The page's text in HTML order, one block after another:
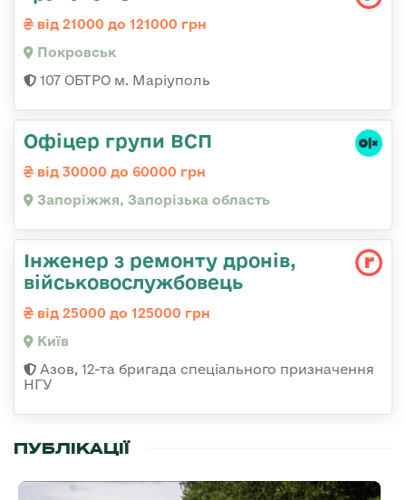
від 21000 до 121000 грн
Покровськ
107 ОБТРО м. Маріуполь
Офіцер групи ВСП
від 30000 до 60000 грн
Запоріжжя, Запорізька область
Інженер з ремонту дронів,
військовослужбовець
від 25000 до 125000 грн
Київ
Азов, 12-та бригада спеціального призначення
НГУ
ПУБЛІКАЦІЇ